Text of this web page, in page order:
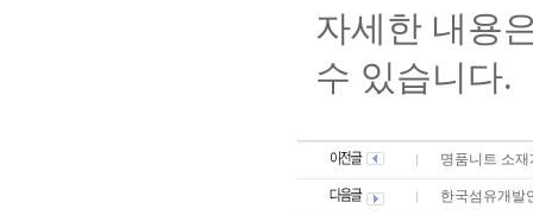
자세한 내용
수 있습니다.
명품니트 소
한국섬유개발